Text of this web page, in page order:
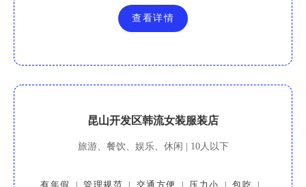
查看详情
昆山开发区韩流女装服装店
旅游、餐饮、娱乐、休闲 | 10人以下
有年假 | 管理规范 | 交通方便 | 压力小 | 包吃 |